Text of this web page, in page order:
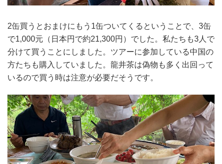
2缶買うとおまけにもう1缶ついてくるということで、3缶
で1,000元（日本円で約21,300円）でした。私たちも3人で
分けて買うことにしました。ツアーに参加している中国の
方たちも購入していました。龍井茶は偽物も多く出回って
いるので買う時は注意が必要だそうです。